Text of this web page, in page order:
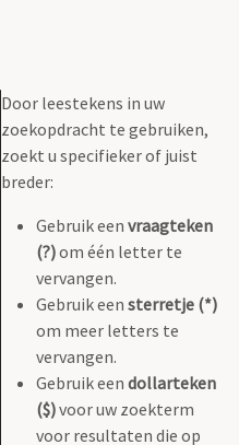
Door leestekens in uw
zoekopdracht te gebruiken,
zoekt u specifieker of juist
breder:
Gebruik een vraagteken
(?)om één letter te
vervangen.
Gebruik een sterretje (*)
om meer letters te
vervangen.
Gebruik een dollarteken
($)voor uw zoekterm
voor resultaten die op